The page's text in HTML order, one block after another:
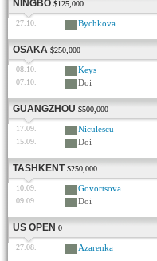
NINGBO $125,000
27.10. Bychkova
OSAKA $250,000
08.10. Keys
07.10. Doi
GUANGZHOU $500,000
17.09. Niculescu
15.09. Doi
TASHKENT $250,000
10.09. Govortsova
09.09. Doi
US OPEN 0
27.08. Azarenka